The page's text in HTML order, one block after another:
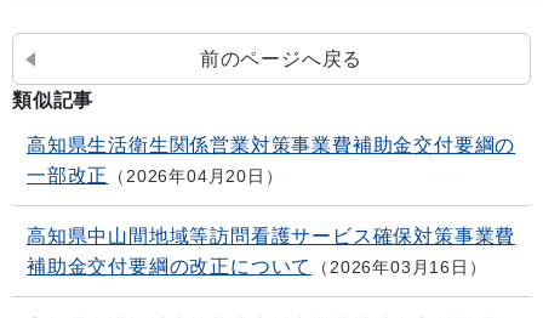
前のページへ戻る
類似記事
高知県生活衛生関係営業対策事業費補助金交付要綱の
一部改正
2026年04月20日
高知県中山間地域等訪問看護サービス確保対策事業費
補助金交付要綱の改正について
2026年03月16日